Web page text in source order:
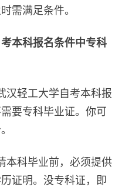
需满足条件。
本科报名条件中专科
轻工大学自考本科报
要专科毕业证。你可
科毕业前，必须提供
证明。没专科证，即